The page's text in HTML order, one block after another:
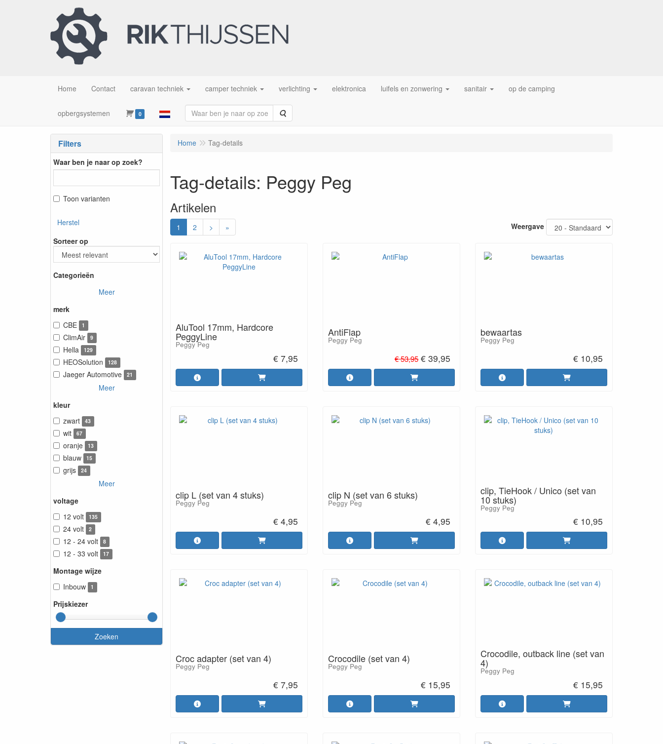
Home Contact caravan techniek camper techniek verlichting elektronica luifels en zonwering sanitair op de camping
opbergsystemen 0 Zoeken
Filters
Waar ben je naar op zoek?
Toon varianten
Herstel
Sorteer op
Categorieën
Meer
merk
CBE
1
ClimAir 9
Hella 129
HEOSolution 128
Jaeger Automotive 21
Meer
kleur
zwart
43
wit 67
oranje 13
blauw 15
grijs 24
Meer
voltage
12 volt
135
24 volt 2
12 - 24 volt 8
12 - 33 volt 17
Montage wijze
Inbouw
1
Prijskiezer
Zoeken
Home Tag-details
Tag-details: Peggy Peg
Artikelen
1 2 > » Weergave
AluTool 17mm, Hardcore
PeggyLine
Peggy Peg
€ 7,95
AntiFlap
Peggy Peg
€ 53,95 € 39,95
bewaartas
Peggy Peg
€ 10,95
clip L (set van 4 stuks)
Peggy Peg
€ 4,95
clip N (set van 6 stuks)
Peggy Peg
€ 4,95
clip, TieHook / Unico (set van
10 stuks)
Peggy Peg
€ 10,95
Croc adapter (set van 4)
Peggy Peg
€ 7,95
Crocodile (set van 4)
Peggy Peg
€ 15,95
Crocodile, outback line (set van
4)
Peggy Peg
€ 15,95